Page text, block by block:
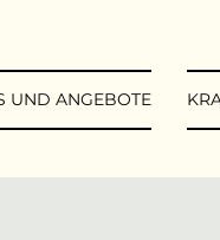
UND ANGEBOTE